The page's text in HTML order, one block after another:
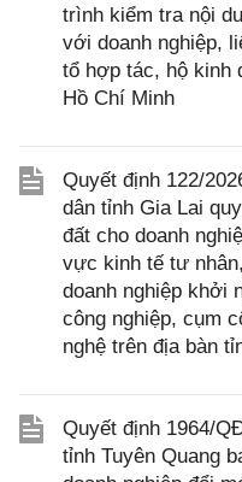
trình kiểm tra nội
với doanh nghiệp,
tổ hợp tác, hộ kinh
Hồ Chí Minh
Quyết định 122/
dân tỉnh Gia Lai
đất cho doanh
vực kinh tế tư
doanh nghiệp khởi
công nghiệp, cụm
nghệ trên địa bàn
Quyết định 1964/
tỉnh Tuyên Quang